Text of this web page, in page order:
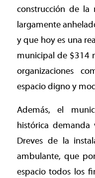
construcción de la
largamente
y que hoy es una
municipal de $314
organizaciones
espacio digno y
Además, el
histórica demanda
Dreves de la
ambulante, que
espacio todos los